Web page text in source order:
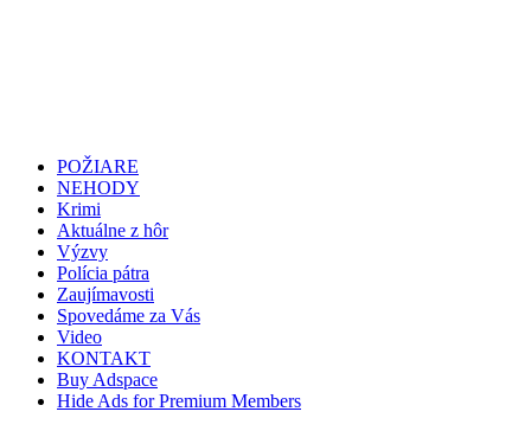
POŽIARE
NEHODY
Krimi
Aktuálne z hôr
Výzvy
Polícia pátra
Zaujímavosti
Spovedáme za Vás
Video
KONTAKT
Buy Adspace
Hide Ads for Premium Members